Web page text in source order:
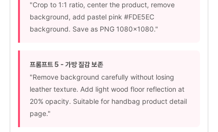
"Crop to 1:1 ratio, center the product, remove
background, add pastel pink #FDE5EC
background. Save as PNG 1080x1080."
프롬프트 5 - 가방 질감 보존
"Remove background carefully without losing
leather texture. Add light wood floor reflection at
20% opacity. Suitable for handbag product detail
page."